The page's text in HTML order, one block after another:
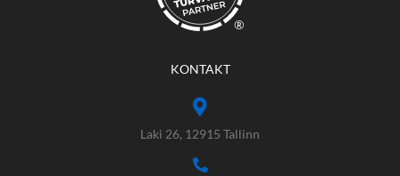
®
KONTAKT
Laki 26, 12915 Tallinn